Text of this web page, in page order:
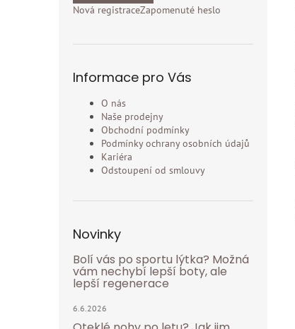
Nová registraceZapomenuté heslo
Informace pro Vás
O nás
Naše prodejny
Obchodní podmínky
Podmínky ochrany osobních údajů
Kariéra
Odstoupení od smlouvy
Novinky
Bolí vás po sportu lýtka? Možná
vám nechybí lepší boty, ale
lepší regenerace
6.6.2026